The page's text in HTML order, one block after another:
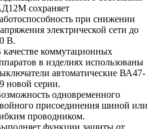
сохраняет
при снижении
электрической сети до
В.
качестве коммутационных
в изделиях использованы
автоматические ВА47-
новой серии.
одновременного
присоединения шиной или
проводником.
функции защиты от